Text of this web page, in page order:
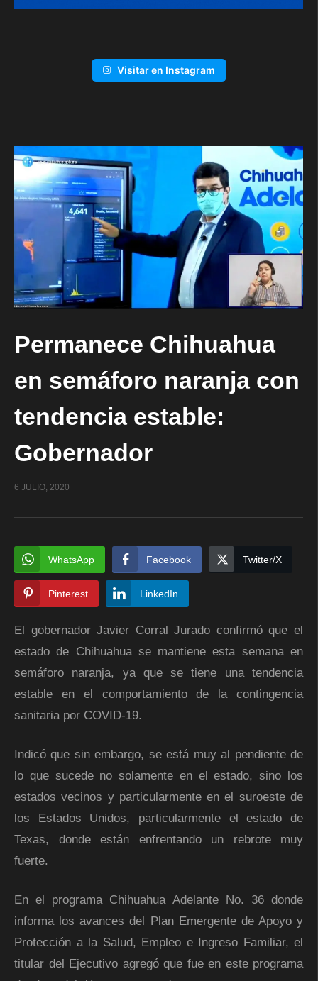
Visitar en Instagram
Permanece Chihuahua
en semáforo naranja con
tendencia estable:
Gobernador
6 JULIO, 2020
WhatsApp Facebook Twitter/X
Pinterest LinkedIn
El gobernador Javier Corral Jurado confirmó que el
estado de Chihuahua se mantiene esta semana en
semáforo naranja, ya que se tiene una tendencia
estable en el comportamiento de la contingencia
sanitaria por COVID-19.
Indicó que sin embargo, se está muy al pendiente de
lo que sucede no solamente en el estado, sino los
estados vecinos y particularmente en el suroeste de
los Estados Unidos, particularmente el estado de
Texas, donde están enfrentando un rebrote muy
fuerte.
En el programa Chihuahua Adelante No. 36 donde
informa los avances del Plan Emergente de Apoyo y
Protección a la Salud, Empleo e Ingreso Familiar, el
titular del Ejecutivo agregó que fue en este programa